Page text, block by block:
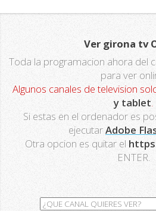
Ver girona tv
Toda la programacion ahora del
para ver
Algunos canales de television
y tablet.
Si estas en el ordenador es
ejecutarAdobe
Otra opcion es quitar el
ENTER.